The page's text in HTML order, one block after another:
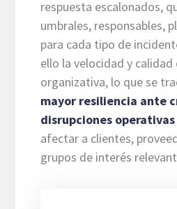
respuesta escalonados,
umbrales, responsables,
para cada tipo de
ello la velocidad y calidad
organizativa, lo que se
mayor resiliencia ante
disrupciones operativas
afectar a clientes,
grupos de interés